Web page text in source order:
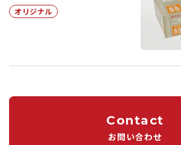
オリジナル
Contact
お問い合わせ